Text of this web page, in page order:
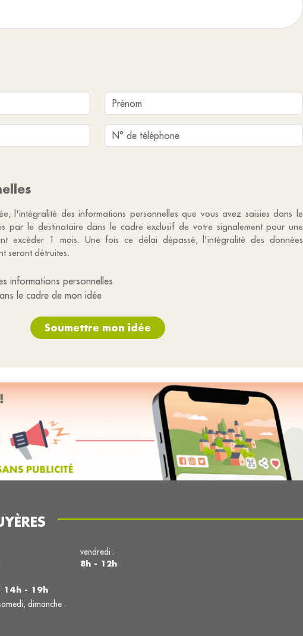
l'intégralité des informations personnelles que vous avez saisies dans le
par le destinataire dans le cadre exclusif de votre signalement pour une
excéder 1 mois. Une fois ce délai dépassé, l'intégralité des données
seront détruites.
informations personnelles
le cadre de mon idée
Soumettre mon idée
14h - 19h
dimanche :
vendredi :
8h - 12h